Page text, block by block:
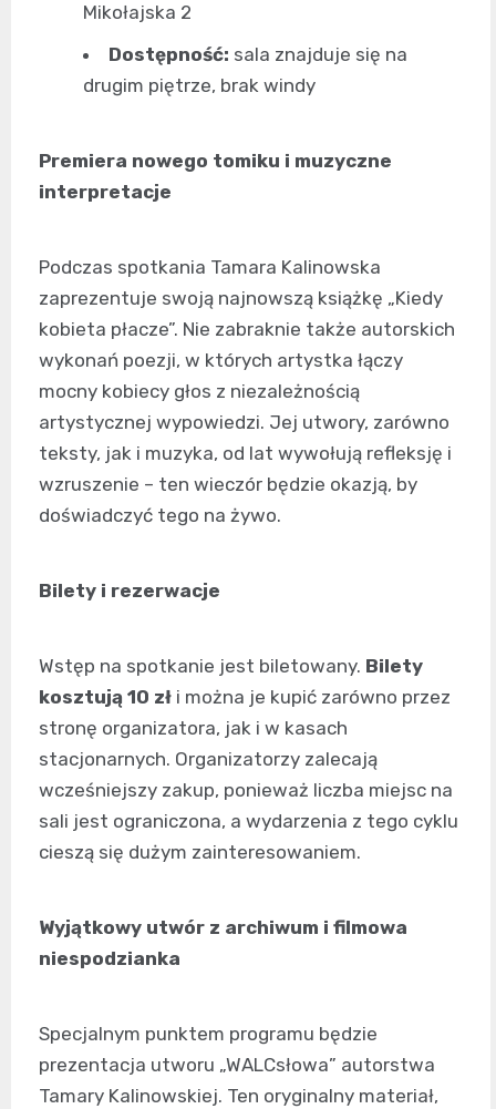
Mikołajska 2
Dostępność: sala znajduje się na
drugim piętrze, brak windy
Premiera nowego tomiku i muzyczne
interpretacje
Podczas spotkania Tamara Kalinowska
zaprezentuje swoją najnowszą książkę „Kiedy
kobieta płacze”. Nie zabraknie także autorskich
wykonań poezji, w których artystka łączy
mocny kobiecy głos z niezależnością
artystycznej wypowiedzi. Jej utwory, zarówno
teksty, jak i muzyka, od lat wywołują refleksję i
wzruszenie – ten wieczór będzie okazją, by
doświadczyć tego na żywo.
Bilety i rezerwacje
Wstęp na spotkanie jest biletowany. Bilety
kosztują 10 zł i można je kupić zarówno przez
stronę organizatora, jak i w kasach
stacjonarnych. Organizatorzy zalecają
wcześniejszy zakup, ponieważ liczba miejsc na
sali jest ograniczona, a wydarzenia z tego cyklu
cieszą się dużym zainteresowaniem.
Wyjątkowy utwór z archiwum i filmowa
niespodzianka
Specjalnym punktem programu będzie
prezentacja utworu „WALCsłowa” autorstwa
Tamary Kalinowskiej. Ten oryginalny materiał,